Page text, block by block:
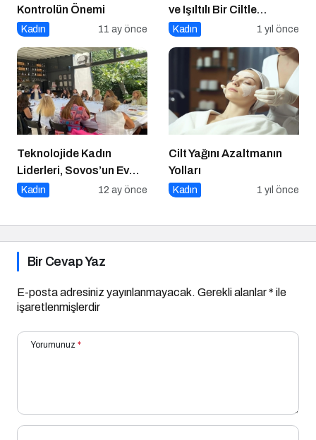
Kontrolün Önemi
Kadın 11 ay önce
ve Işıltılı Bir Ciltle
Merhaba Deyin
Kadın 1 yıl önce
Teknolojide Kadın
Liderleri, Sovos’un Ev
Sahipliğinde Bir Araya
Kadın 12 ay önce
Cilt Yağını Azaltmanın
Yolları
Kadın 1 yıl önce
Bir Cevap Yaz
E-posta adresiniz yayınlanmayacak. Gerekli alanlar* ile
işaretlenmişlerdir
Yorumunuz *